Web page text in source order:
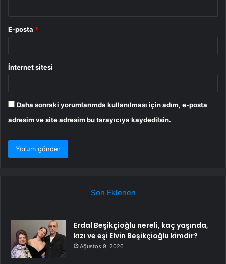
E-posta *
İnternet sitesi
Daha sonraki yorumlarımda kullanılması için adım, e-posta
adresim ve site adresim bu tarayıcıya kaydedilsin.
Son Eklenen
Erdal Beşikçioğlu nereli, kaç yaşında,
kızı ve eşi Elvin Beşikçioğlu kimdir?
Ağustos 9, 2026